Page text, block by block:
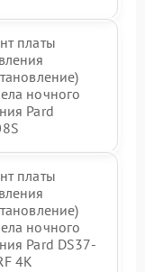
платы
ночного
Pard
платы
ночного
Pard DS37-
4K